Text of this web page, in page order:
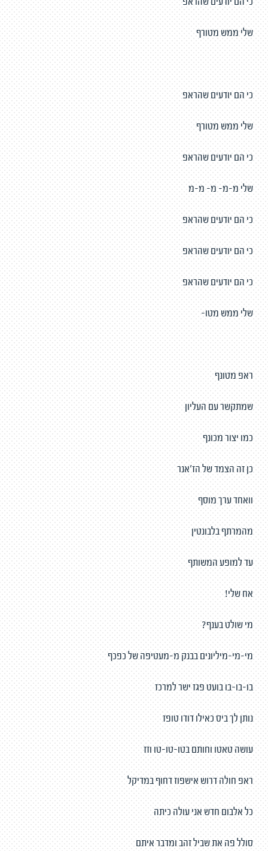
כי הם יודעים שהראפ
שלי ממש מטורף
כי הם יודעים שהראפ
שלי ממש מטורף
כי הם יודעים שהראפ
שלי מ-מ- מ- מ-מ
כי הם יודעים שהראפ
כי הם יודעים שהראפ
כי הם יודעים שהראפ
שלי ממש מטו-
ראפ מטונף
שמתקשר עם העליון
כמו יצור מכונף
כן זה הצמד של הז'אנר
וואחד ערך מוסף
מהמרתף בלבונטין
עד למופע המשותף
אח שלי!
מי שולט בענף?
מי-מי-מיליונים בבנק מ-מעטיפה של כפכף
בו-בו-בו בועט פגז ישר למרכז
נותן לך ביס כאילו דודו טופז
עושה טאטו וחותם בטו-טו-טו וזז
ראפ חולה דרוש אישפוז דחוף במדיקל
כל אלבום חדש אני עולה כיתה
סולל פה את שביל זהב ומדבר איתם